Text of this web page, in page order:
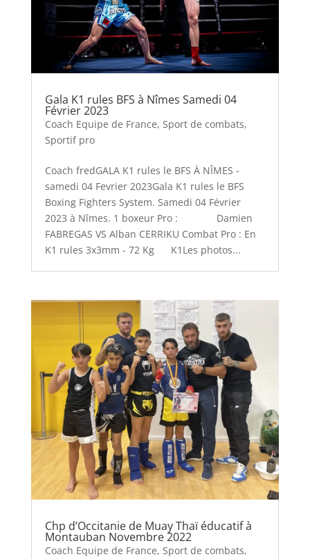
Gala K1 rules BFS à Nîmes Samedi 04
Février 2023
Coach Equipe de France, Sport de combats,
Sportif pro
Coach fredGALA K1 rules le BFS À NÎMES -
samedi 04 Fevrier 2023Gala K1 rules le BFS
Boxing Fighters System. Samedi 04 Février
2023 à Nîmes. 1 boxeur Pro : Damien
FABREGAS VS Alban CERRIKU Combat Pro : En
K1 rules 3x3mm - 72 Kg K1Les photos...
Chp d’Occitanie de Muay Thaï éducatif à
Montauban Novembre 2022
Coach Equipe de France, Sport de combats,